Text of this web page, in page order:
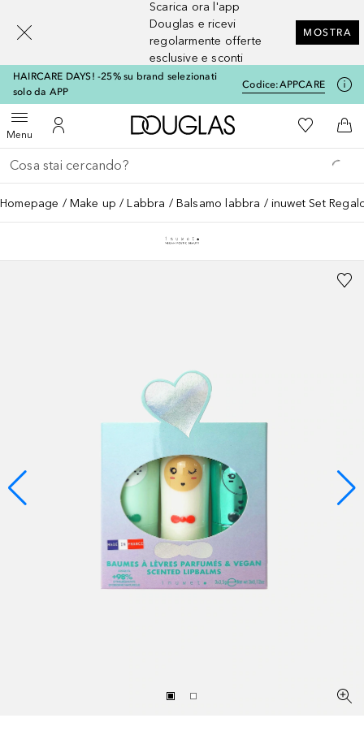
Scarica ora l'app
Douglas e ricevi
regolarmente offerte
esclusive e sconti
MOSTRA
HAIRCARE DAYS! -25% su brand selezionati
solo da APP
Codice:APPCARE
MenuApri menuAl Mio Account
A Douglas HomeAlla Mia
Al
Torna indietro
Esegui ricerca
Homepage Make up Labbra Balsamo labbra inuwet Set
[navigation.slideout.screenreader]